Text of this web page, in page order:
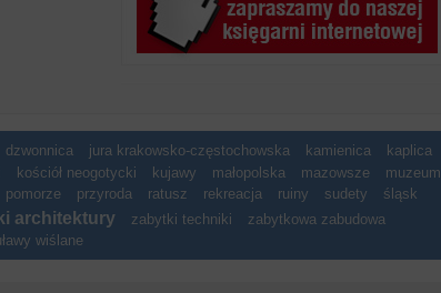
dzwonnica jura krakowsko-częstochowska kamienica
kaplica
kościół neogotycki kujawy małopolska mazowsze
muzeum
pomorze przyroda ratusz rekreacja ruiny sudety śląsk
architektury zabytki techniki
zabytkowa zabudowa
wiślane